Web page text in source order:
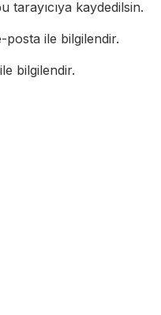
tarayıcıya kaydedilsin.
ile bilgilendir.
bilgilendir.